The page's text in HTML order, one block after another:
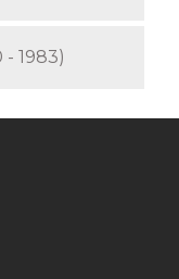
- 1983)